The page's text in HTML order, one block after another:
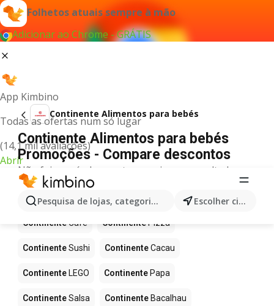
Folhetos atuais sempre à mão
Adicionar ao Chrome - GRÁTIS
App Kimbino
Todas as ofertas num só lugar
(14,1 mil avaliações)
Abrir
Pesquisa de lojas, categorias,produtos... Escolher cidade
Continente Alimentos para bebés
Continente Alimentos para bebés
Promoções - Compare descontos
Não foi possível encontrar quaisquer resultados
para este termo.
Mais produtos em Continente
Continente Café ContinentePizza
ContinenteSushi ContinenteCacau
Continente LEGO Continente Papa
ContinenteSalsa Continente Bacalhau